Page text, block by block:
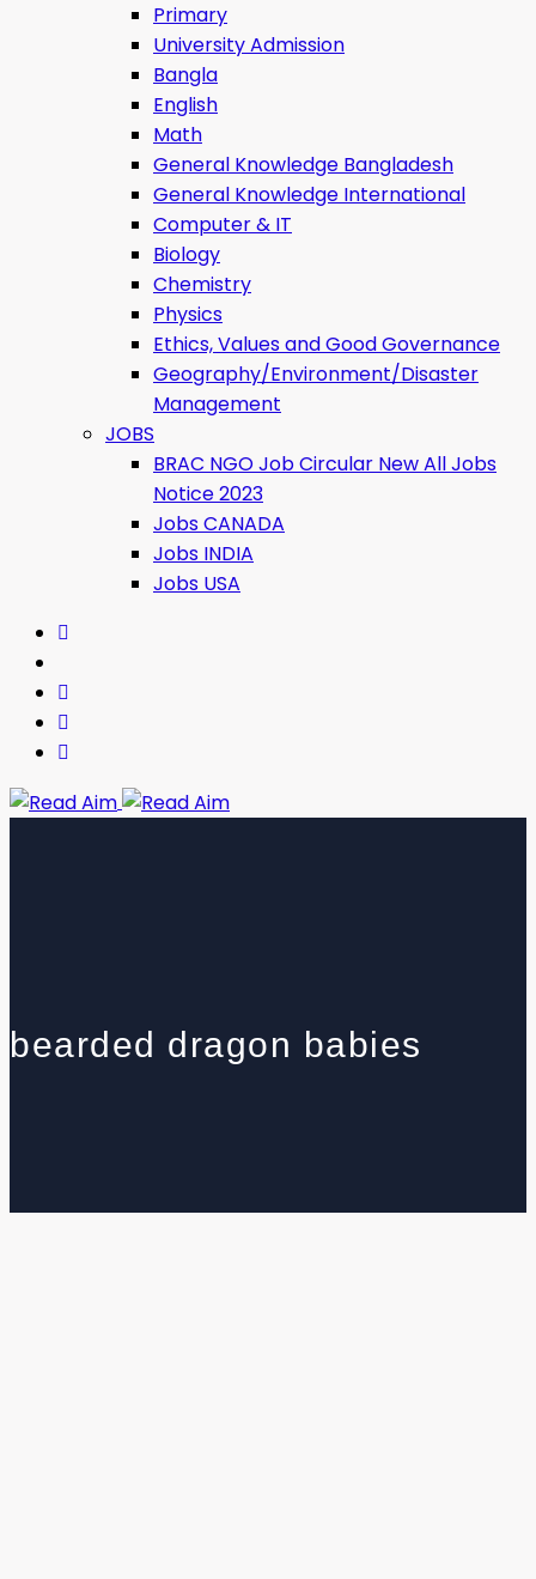
Primary
University Admission
Bangla
English
Math
General Knowledge Bangladesh
General Knowledge International
Computer & IT
Biology
Chemistry
Physics
Ethics, Values ​​and Good Governance
Geography/Environment/Disaster
Management
JOBS
BRAC NGO Job Circular New All Jobs
Notice 2023
Jobs CANADA
Jobs INDIA
Jobs USA
Read Aim
bearded dragon babies